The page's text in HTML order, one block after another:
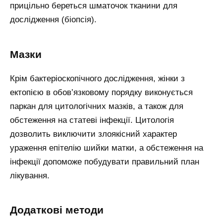
прицільно береться шматочок тканини для
дослідження (біопсія).
Мазки
Крім бактеріоскопічного дослідження, жінки з
ектопією в обов’язковому порядку виконується
паркан для цитологічних мазків, а також для
обстеження на статеві інфекції. Цитологія
дозволить виключити злоякісний характер
ураження епітелію шийки матки, а обстеження на
інфекції допоможе побудувати правильний план
лікування.
Додаткові методи